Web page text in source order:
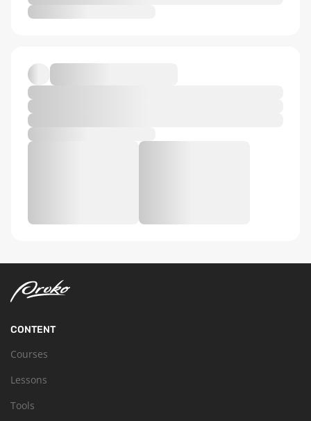
CONTENT
Courses
Lessons
Tools